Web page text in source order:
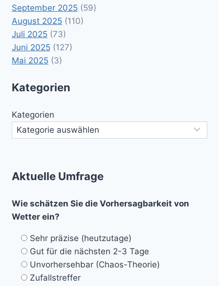
September 2025 (59)
August 2025 (110)
Juli 2025 (73)
Juni 2025 (127)
Mai 2025 (3)
Kategorien
Kategorien
Aktuelle Umfrage
Wie schätzen Sie die Vorhersagbarkeit von
Wetter ein?
Sehr präzise (heutzutage)
Gut für die nächsten 2-3 Tage
Unvorhersehbar (Chaos-Theorie)
Zufallstreffer